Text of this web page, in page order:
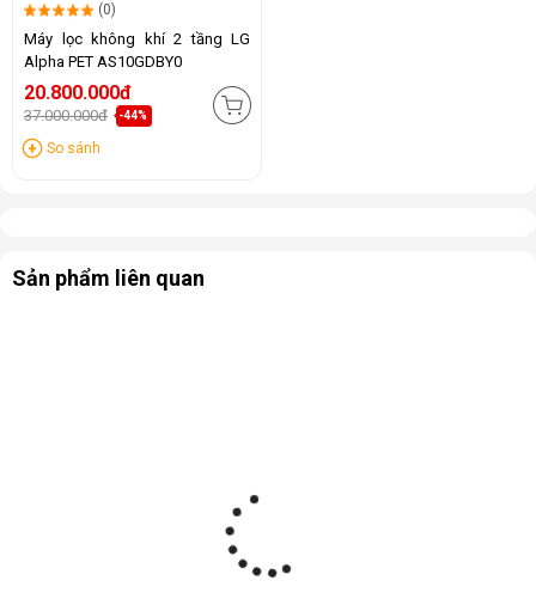
(0)
Máy lọc không khí 2 tầng LG
Alpha PET AS10GDBY0
20.800.000đ
37.000.000đ -44%
So sánh
Sản phẩm liên quan